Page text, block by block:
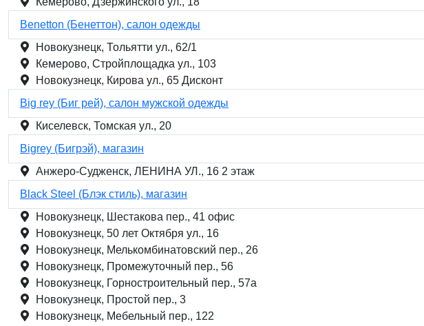
Benetton (Бенеттон), салон одежды
Новокузнецк, Тольятти ул., 62/1
Кемерово, Стройплощадка ул., 103
Новокузнецк, Кирова ул., 65 Дисконт
Big rey (Биг рей), салон мужской одежды
Киселевск, Томская ул., 20
Bigrey (Бигрэй), магазин
Анжеро-Судженск, ЛЕНИНА УЛ., 16 2 этаж
Black Steel (Блэк стиль), магазин
Новокузнецк, Шестакова пер., 41 офис
Новокузнецк, 50 лет Октября ул., 16
Новокузнецк, Мелькомбинатовский пер., 26
Новокузнецк, Промежуточный пер., 56
Новокузнецк, Горностроительный пер., 57а
Новокузнецк, Простой пер., 3
Новокузнецк, Мебельный пер., 122